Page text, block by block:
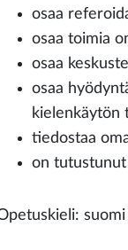
osaa
osaa toimia
osaa
osaa
kielenkäytön
tiedostaa
on tutustunut
suomi